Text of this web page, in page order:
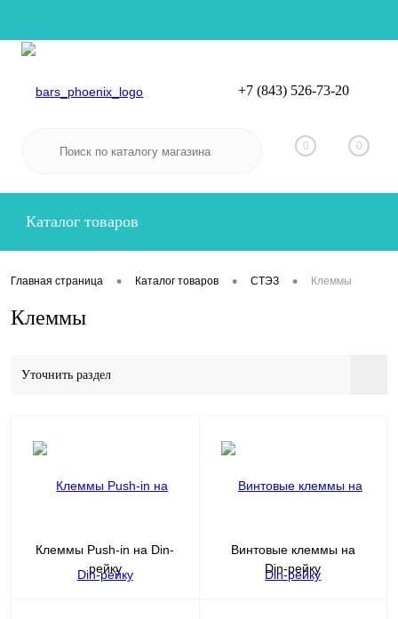
Вход
+7 (843) 526-73-20
0 0
Каталог товаров
Главная страница • Каталог товаров • СТЭЗ • Клеммы
Клеммы
Уточнить раздел
Клеммы Push-in на Din-
рейку
Винтовые клеммы на
Din-рейку